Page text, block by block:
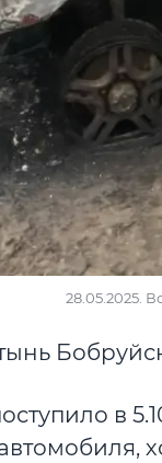
28.05.2025.
в